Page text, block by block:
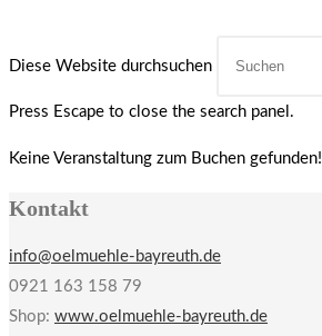
Diese Website durchsuchen
Press Escape to close the search panel.
Keine Veranstaltung zum Buchen gefunden!
Kontakt
info@oelmuehle-bayreuth.de
0921 163 158 79
Shop: www.oelmuehle-bayreuth.de